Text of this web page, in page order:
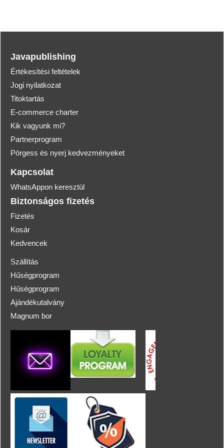
Javapublishing
Értékesítési feltételek
Jogi nyilatkozat
Titoktartás
E-commerce charter
Kik vagyunk mi?
Partnerprogram
Pörgess és nyerj kedvezményeket
Kapcsolat
WhatsAppon keresztül
Biztonságos fizetés
Fizetés
Kosár
Kedvencek
Szállítás
Hűségprogram
Hűségprogram
Ajándékutalvány
Magnum bor